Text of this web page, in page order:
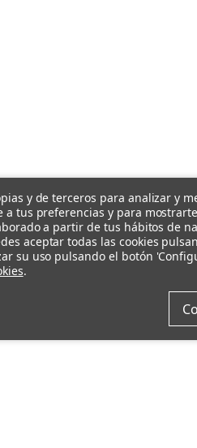
y de terceros para analizar y
a tus preferencias y para
a partir de tus hábitos de
aceptar todas las cookies
su uso pulsando el botón
.